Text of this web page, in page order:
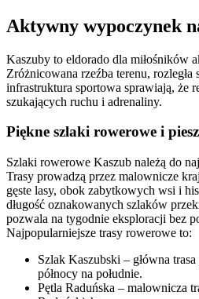
Aktywny wypoczynek
Kaszuby to eldorado dla miłośników
Zróżnicowana rzeźba terenu, rozległa
infrastruktura sportowa sprawiają, że
szukających ruchu i adrenaliny.
Piękne szlaki rowerowe i
Szlaki rowerowe Kaszub należą do
Trasy prowadzą przez malownicze
gęste lasy, obok zabytkowych wsi i
długość oznakowanych szlaków
pozwala na tygodnie eksploracji bez
Najpopularniejsze trasy rowerowe to:
Szlak Kaszubski – główna
północy na południe.
Pętla Raduńska – malownicza